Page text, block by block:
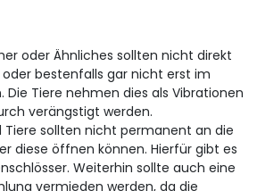
oder Ähnliches sollten nicht direkt
bestenfalls gar nicht erst im
Die Tiere nehmen dies als Vibrationen
verängstigt werden.
Tiere sollten nicht permanent an die
diese öffnen können. Hierfür gibt es
Weiterhin sollte auch eine
vermieden werden, da die